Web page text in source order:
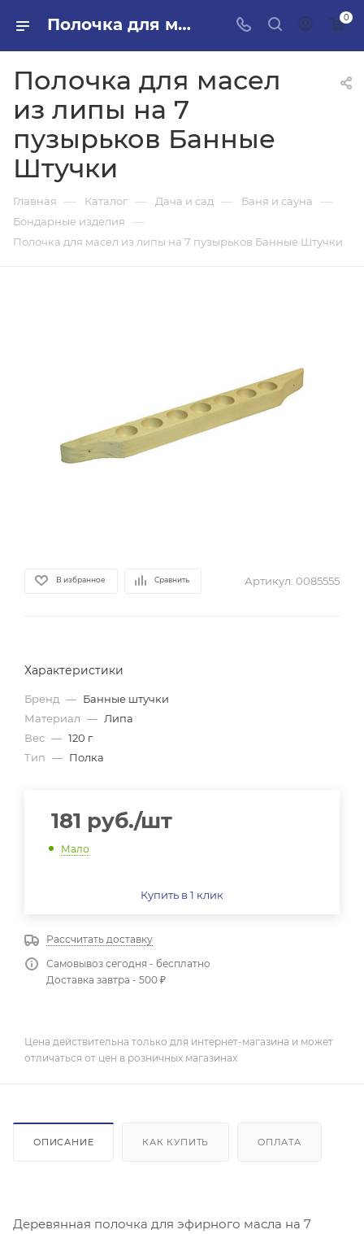
Полочка для масел из липы на 7 пузырьков Банные Штучки в ПИЛОН — купить стройматериалы в интернет-магазине ПИЛОН с доставкой оптом и в розницу 0
Полочка для масел
из липы на 7
пузырьков Банные
Штучки
Главная — Каталог — Дача и сад — Баня и сауна —
Бондарные изделия —
Полочка для масел из липы на 7 пузырьков Банные Штучки
В избранное Сравнить Артикул: 0085555
Характеристики
Бренд — Банные штучки
Материал — Липа
Вес — 120 г
Тип — Полка
181 руб./шт
Мало
Купить в 1 клик
Рассчитать доставку
Самовывоз сегодня - бесплатно
Доставка завтра - 500 ₽
Цена действительна только для интернет-магазина и может
отличаться от цен в розничных магазинах
ОПИСАНИЕ КАК КУПИТЬ ОПЛАТА
Деревянная полочка для эфирного масла на 7